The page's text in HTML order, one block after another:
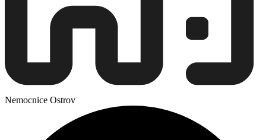
Nemocnice Ostrov